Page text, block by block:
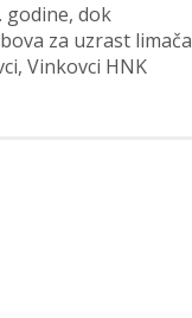
godine, dok
za uzrast limača
Vinkovci HNK